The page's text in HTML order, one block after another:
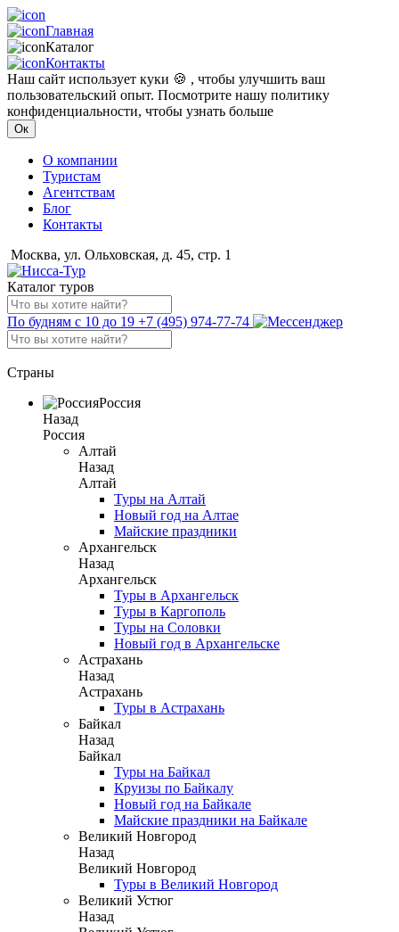
Главная
Каталог
Контакты
Наш сайт использует куки 🍪 , чтобы улучшить ваш
пользовательский опыт. Посмотрите нашу политику
конфиденциальности, чтобы узнать больше
Ок
О компании
Туристам
Агентствам
Блог
Контакты
Москва, ул. Ольховская, д. 45, стр. 1
Каталог туров
По будням с 10 до 19 +7 (495) 974-77-74
Страны
Россия
Назад
Россия
Алтай
Назад
Алтай
Туры на Алтай
Новый год на Алтае
Майские праздники
Архангельск
Назад
Архангельск
Туры в Архангельск
Туры в Каргополь
Туры на Соловки
Новый год в Архангельске
Астрахань
Назад
Астрахань
Туры в Астрахань
Байкал
Назад
Байкал
Туры на Байкал
Круизы по Байкалу
Новый год на Байкале
Майские праздники на Байкале
Великий Новгород
Назад
Великий Новгород
Туры в Великий Новгород
Великий Устюг
Назад